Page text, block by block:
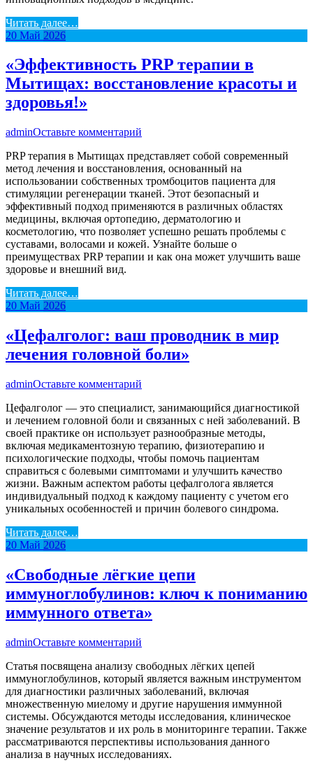
Читать далее…
20 Май 2026
«Эффективность PRP терапии в
Мытищах: восстановление красоты и
здоровья!»
adminОставьте комментарий
PRP терапия в Мытищах представляет собой современный
метод лечения и восстановления, основанный на
использовании собственных тромбоцитов пациента для
стимуляции регенерации тканей. Этот безопасный и
эффективный подход применяются в различных областях
медицины, включая ортопедию, дерматологию и
косметологию, что позволяет успешно решать проблемы с
суставами, волосами и кожей. Узнайте больше о
преимуществах PRP терапии и как она может улучшить ваше
здоровье и внешний вид.
Читать далее…
20 Май 2026
«Цефалголог: ваш проводник в мир
лечения головной боли»
adminОставьте комментарий
Цефалголог — это специалист, занимающийся диагностикой
и лечением головной боли и связанных с ней заболеваний. В
своей практике он использует разнообразные методы,
включая медикаментозную терапию, физиотерапию и
психологические подходы, чтобы помочь пациентам
справиться с болевыми симптомами и улучшить качество
жизни. Важным аспектом работы цефалголога является
индивидуальный подход к каждому пациенту с учетом его
уникальных особенностей и причин болевого синдрома.
Читать далее…
20 Май 2026
«Свободные лёгкие цепи
иммуноглобулинов: ключ к пониманию
иммунного ответа»
adminОставьте комментарий
Статья посвящена анализу свободных лёгких цепей
иммуноглобулинов, который является важным инструментом
для диагностики различных заболеваний, включая
множественную миелому и другие нарушения иммунной
системы. Обсуждаются методы исследования, клиническое
значение результатов и их роль в мониторинге терапии. Также
рассматриваются перспективы использования данного
анализа в научных исследованиях.